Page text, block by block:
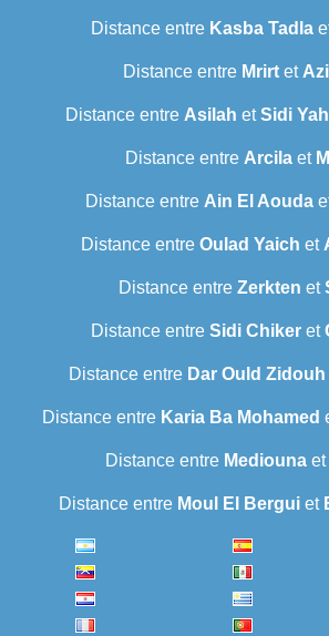
Distance entre Kasba Tadla
Distance entre Mrirt et
Distance entre Asilah etSidi
Distance entre Arcilaet
Distance entre Ain El Aouda
Distance entre Oulad Yaich et
Distance entre Zerkten et
Distance entre Sidi Chiker et
Distance entre Dar Ould Zidouh
Distance entre Karia Ba Mohamed
Distance entre Mediouna et
Distance entre Moul El Bergui et